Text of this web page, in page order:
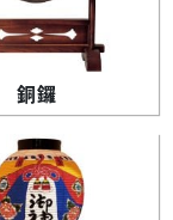
銅鑼